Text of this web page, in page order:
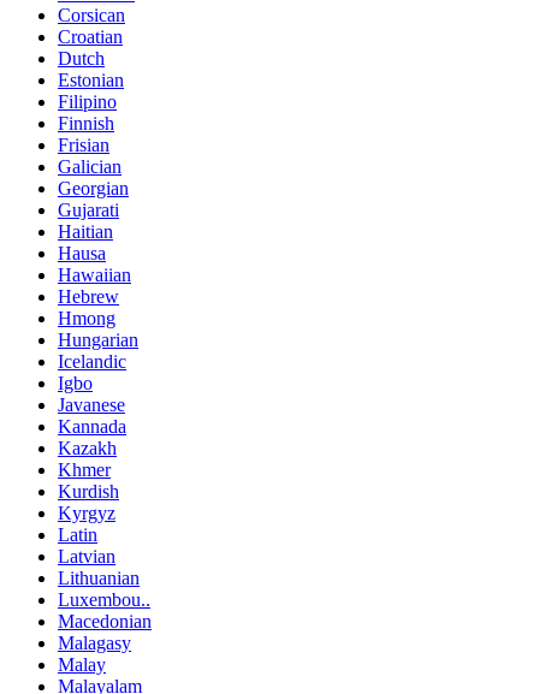
Corsican
Croatian
Dutch
Estonian
Filipino
Finnish
Frisian
Galician
Georgian
Gujarati
Haitian
Hausa
Hawaiian
Hebrew
Hmong
Hungarian
Icelandic
Igbo
Javanese
Kannada
Kazakh
Khmer
Kurdish
Kyrgyz
Latin
Latvian
Lithuanian
Luxembou..
Macedonian
Malagasy
Malay
Malayalam